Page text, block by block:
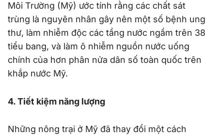
Môi Trường (Mỹ) ước tính rằng các chất sát
trùng là nguyên nhân gây nên một số bệnh ung
thư, làm nhiễm độc các tầng nước ngầm trên 38
tiểu bang, và làm ô nhiễm nguồn nước uống
chính của hơn phân nửa dân số toàn quốc trên
khắp nước Mỹ.
4. Tiết kiệm năng lượng
Những nông trại ở Mỹ đã thay đổi một cách